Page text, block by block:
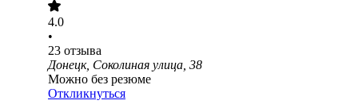
4.0
•
23 отзыва
Донецк, Соколиная улица, 38
Можно без резюме
Откликнуться